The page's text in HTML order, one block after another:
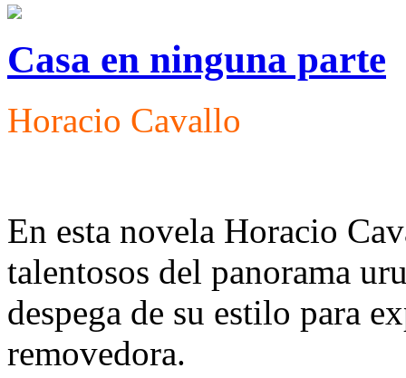
Casa en ninguna parte
Horacio Cavallo
En esta novela Horacio
talentosos del panorama
despega de su estilo para
removedora.